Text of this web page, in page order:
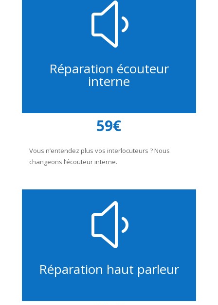
y
Réparation écouteur
interne
59€
Vous n’entendez plus vos interlocuteurs ? Nous
changeons l’écouteur interne.
y
Réparation haut parleur